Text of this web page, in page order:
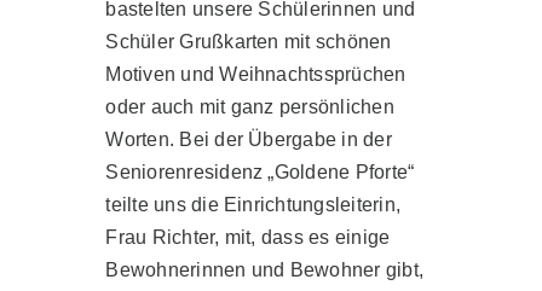
bastelten unsere Schülerinnen und
Schüler Grußkarten mit schönen
Motiven und Weihnachtssprüchen
oder auch mit ganz persönlichen
Worten. Bei der Übergabe in der
Seniorenresidenz „Goldene Pforte“
teilte uns die Einrichtungsleiterin,
Frau Richter, mit, dass es einige
Bewohnerinnen und Bewohner gibt,